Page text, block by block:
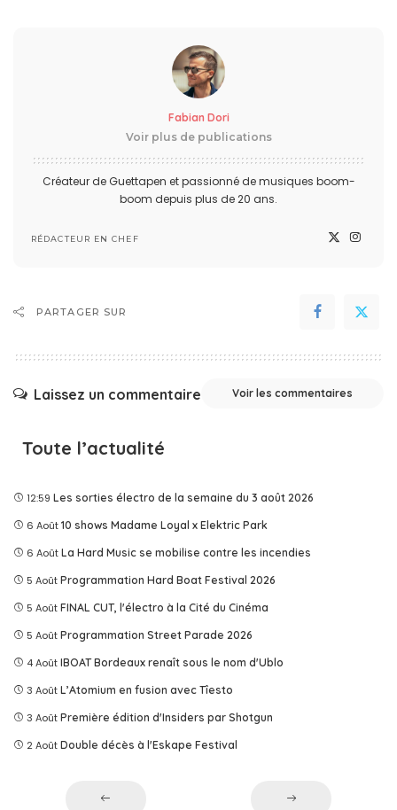
Fabian Dori
Voir plus de publications
Créateur de Guettapen et passionné de musiques boom-
boom depuis plus de 20 ans.
RÉDACTEUR EN CHEF
PARTAGER SUR
Laissez un commentaire Voir les commentaires
Toute l’actualité
12:59 Les sorties électro de la semaine du 3 août 2026
6 Août 10 shows Madame Loyal x Elektric Park
6 Août La Hard Music se mobilise contre les incendies
5 Août Programmation Hard Boat Festival 2026
5 Août FINAL CUT, l'électro à la Cité du Cinéma
5 Août Programmation Street Parade 2026
4 Août IBOAT Bordeaux renaît sous le nom d'Ublo
3 Août L’Atomium en fusion avec Tîesto
3 Août Première édition d'Insiders par Shotgun
2 Août Double décès à l'Eskape Festival